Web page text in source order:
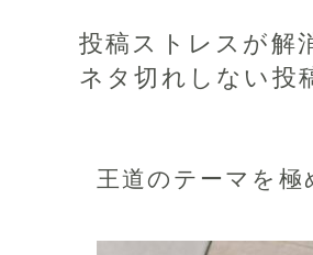
投稿ストレスが解
ネタ切れしない投
王道のテーマを極